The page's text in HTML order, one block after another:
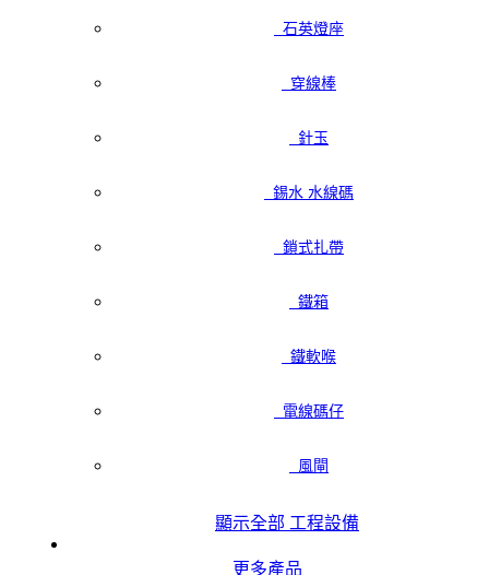
石英燈座
穿線棒
針玉
錫水 水線碼
鎖式扎帶
鐵箱
鐵軟喉
電線碼仔
風閘
顯示全部 工程設備
更多產品